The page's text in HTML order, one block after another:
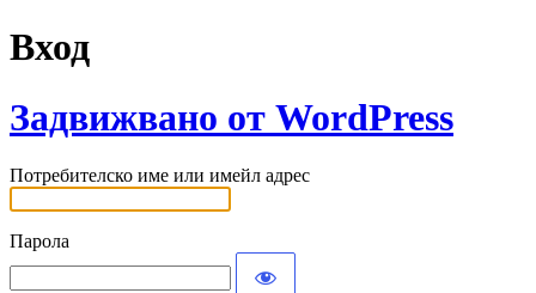
Вход
Задвижвано от WordPress
Потребителско име или имейл адрес
Парола